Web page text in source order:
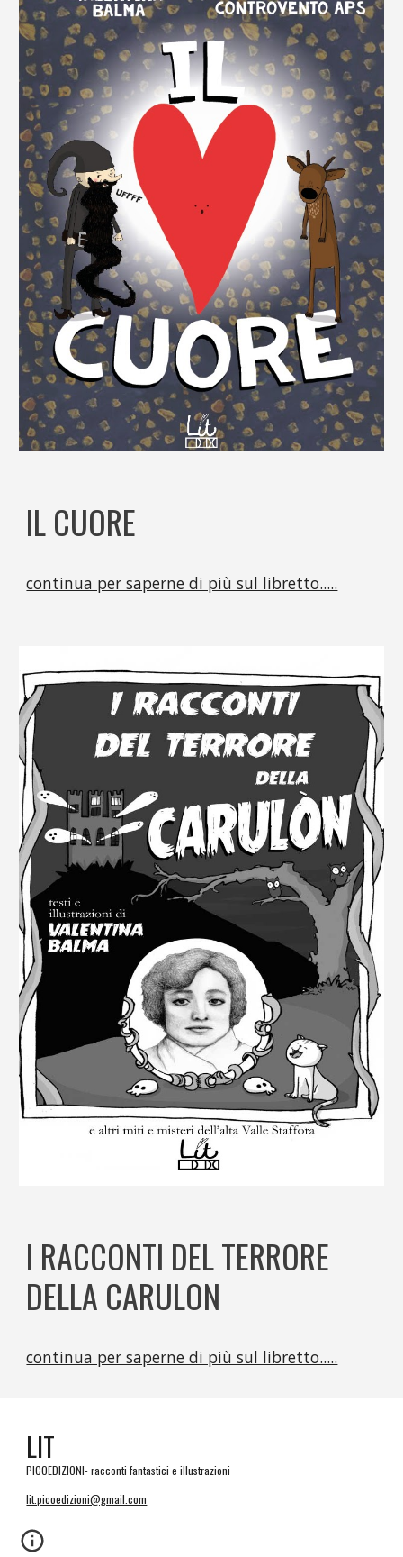
IL CUORE
continua per saperne di più sul libretto.....
I RACCONTI DEL TERRORE
DELLA CARULON
continua per saperne di più sul libretto.....
LIT
PICOEDIZIONI- racconti fantastici e illustrazioni
lit.picoedizioni@gmail.com